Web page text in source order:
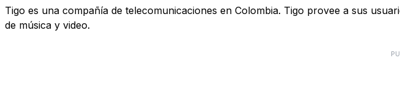
Tigo es una compañía de telecomunicaciones en Colombia. Tigo provee a sus
de música y video.